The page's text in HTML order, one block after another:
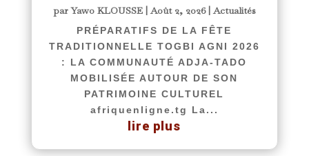
parYawo KLOUSSE|Août 2, 2026|Actualités
PRÉPARATIFS DE LA FÊTE
TRADITIONNELLE TOGBI AGNI 2026
: LA COMMUNAUTÉ ADJA-TADO
MOBILISÉE AUTOUR DE SON
PATRIMOINE CULTUREL
afriquenligne.tg La...
lire plus